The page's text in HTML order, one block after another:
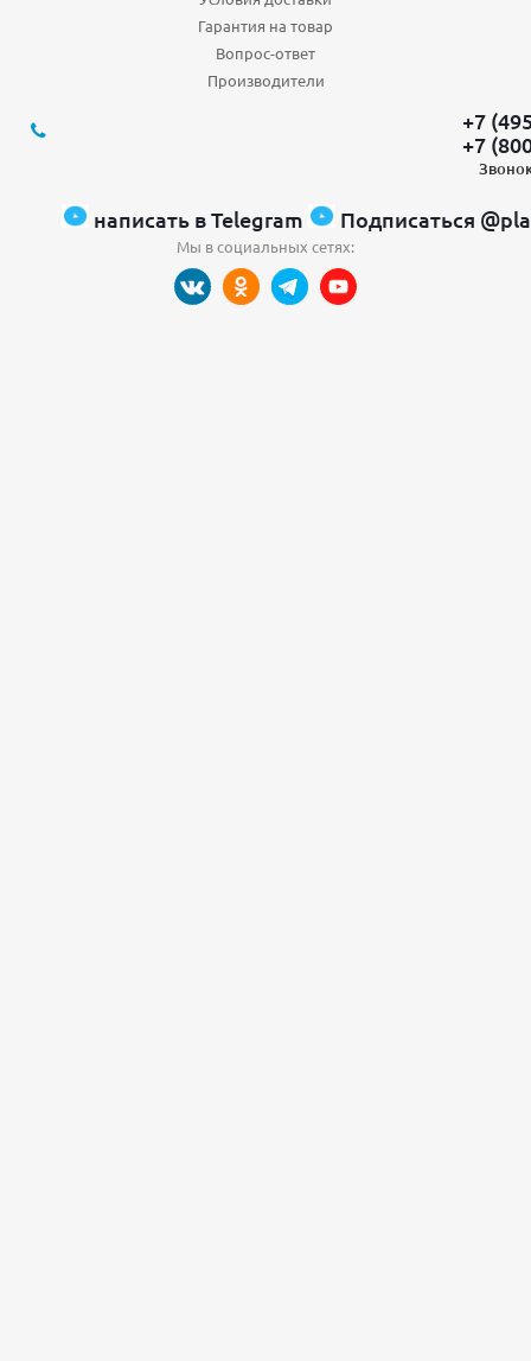
Гарантия на товар
Вопрос-ответ
Производители
+7
+7
написать в Telegram Подписаться
Мы в социальных сетях: